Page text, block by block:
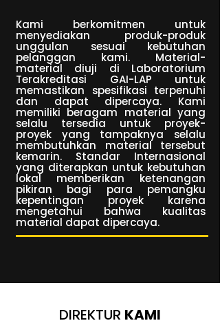
Kami berkomitmen untuk
menyediakan produk-produk
unggulan sesuai kebutuhan
pelanggan kami. Material-
material diuji di Laboratorium
Terakreditasi GAI-LAP untuk
memastikan spesifikasi terpenuhi
dan dapat dipercaya. Kami
memiliki beragam material yang
selalu tersedia untuk proyek-
proyek yang tampaknya selalu
membutuhkan material tersebut
kemarin. Standar Internasional
yang diterapkan untuk kebutuhan
lokal memberikan ketenangan
pikiran bagi para pemangku
kepentingan proyek karena
mengetahui bahwa kualitas
material dapat dipercaya.
DIREKTUR KAMI